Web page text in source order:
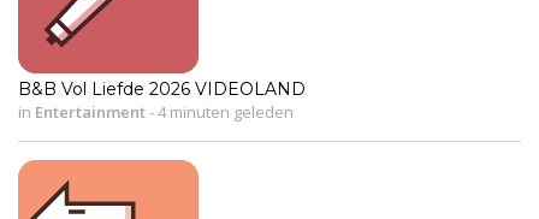
B&B Vol Liefde 2026 VIDEOLAND
in Entertainment-4 minuten geleden